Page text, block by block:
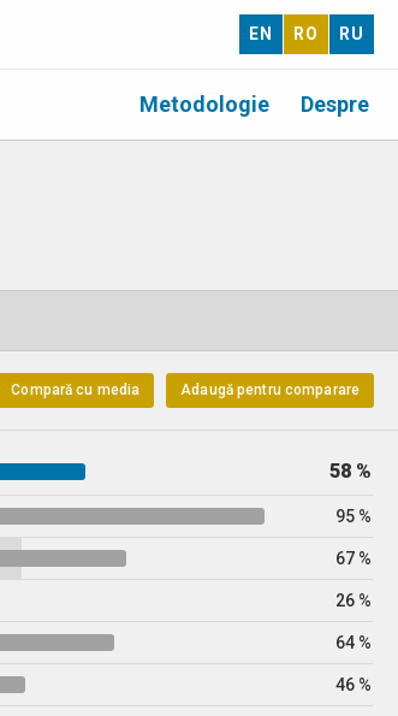
EN RO RU
Despre
Metodologie
Adaugă pentru comparare
Compară cu media
58 %
95 %
67 %
26 %
64 %
46 %